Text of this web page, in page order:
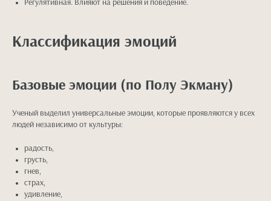
Регулятивная. Влияют на решения и поведение.
Классификация эмоций
Базовые эмоции (по Полу Экману)
Ученый выделил универсальные эмоции, которые проявляются у всех
людей независимо от культуры:
радость,
грусть,
гнев,
страх,
удивление,